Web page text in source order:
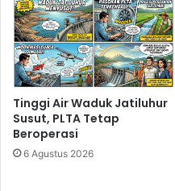
Tinggi Air Waduk Jatiluhur
Susut, PLTA Tetap
Beroperasi
6 Agustus 2026